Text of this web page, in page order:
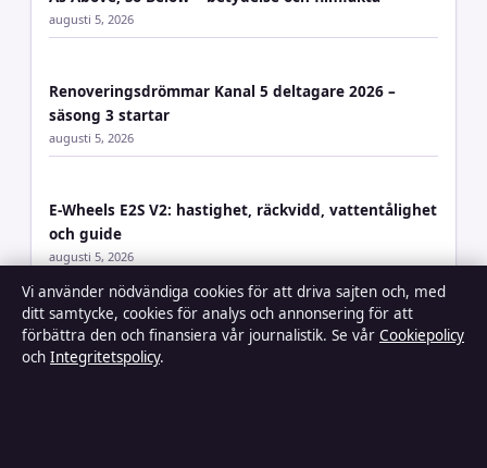
augusti 5, 2026
Renoveringsdrömmar Kanal 5 deltagare 2026 –
säsong 3 startar
augusti 5, 2026
E-Wheels E2S V2: hastighet, räckvidd, vattentålighet
och guide
augusti 5, 2026
Magnetiska ögonfransar bäst i test 2026 –
Jämförelse och guide
Vi använder nödvändiga cookies för att driva sajten och, med
ditt samtycke, cookies för analys och annonsering för att
förbättra den och finansiera vår journalistik. Se vår Cookiepolicy
och Integritetspolicy.